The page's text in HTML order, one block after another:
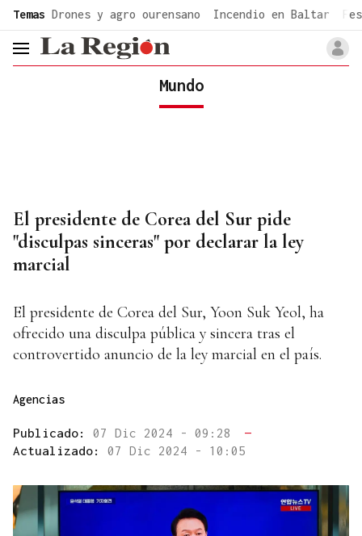
Temas Drones y agro ourensano Incendio en Baltar
header.menu.open
Mundo
El presidente de Corea del Sur pide
"disculpas sinceras" por declarar la ley
marcial
El presidente de Corea del Sur, Yoon Suk Yeol, ha
ofrecido una disculpa pública y sincera tras el
controvertido anuncio de la ley marcial en el país.
Agencias
Publicado: 07 Dic 2024 - 09:28
—
Actualizado: 07 Dic 2024 - 10:05